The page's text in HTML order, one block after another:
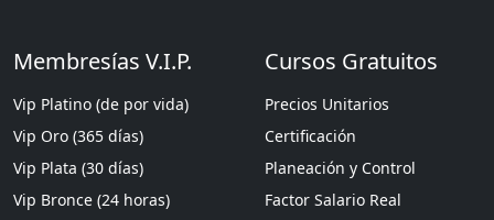
Membresías V.I.P.
Vip Platino (de por vida)
Vip Oro (365 días)
Vip Plata (30 días)
Vip Bronce (24 horas)
Cursos Gratuitos
Precios Unitarios
Certificación
Planeación y Control
Factor Salario Real